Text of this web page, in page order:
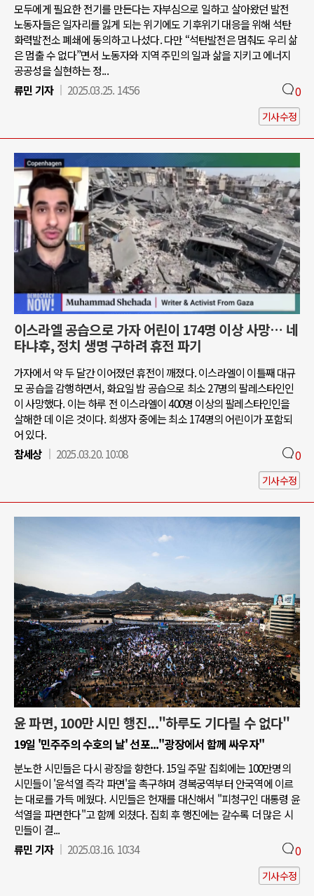
모두에게 필요한 전기를 만든다는 자부심으로 일하고 살아왔던 발전
노동자들은 일자리를 잃게 되는 위기에도 기후위기 대응을 위해 석탄
화력발전소 폐쇄에 동의하고 나섰다. 다만 “석탄발전은 멈춰도 우리 삶
은 멈출 수 없다”면서 노동자와 지역 주민의 일과 삶을 지키고 에너지
공공성을 실현하는 정...
류민 기자
2025.03.25. 14:56 0
기사수정
이스라엘 공습으로 가자 어린이 174명 이상 사망… 네
타냐후, 정치 생명 구하려 휴전 파기
가자에서 약 두 달간 이어졌던 휴전이 깨졌다. 이스라엘이 이틀째 대규
모 공습을 감행하면서, 화요일 밤 공습으로 최소 27명의 팔레스타인인
이 사망했다. 이는 하루 전 이스라엘이 400명 이상의 팔레스타인인을
살해한 데 이은 것이다. 희생자 중에는 최소 174명의 어린이가 포함되
어 있다.
참세상
2025.03.20. 10:08 0
기사수정
윤 파면, 100만 시민 행진..."하루도 기다릴 수 없다"
19일 '민주주의 수호의 날' 선포..."광장에서 함께 싸우자"
분노한 시민들은 다시 광장을 향한다. 15일 주말 집회에는 100만명의
시민들이 '윤석열 즉각 파면'을 촉구하며 경복궁역부터 안국역에 이르
는 대로를 가득 메웠다. 시민들은 헌재를 대신해서 "피청구인 대통령 윤
석열을 파면한다"고 함께 외쳤다. 집회 후 행진에는 갈수록 더 많은 시
민들이 결...
류민 기자
2025.03.16. 10:34 0
기사수정